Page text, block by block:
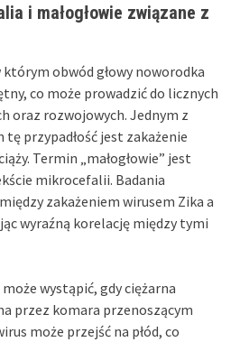
i małogłowie związane z
obwód głowy noworodka
co może prowadzić do licznych
oraz rozwojowych. Jednym z
tę przypadłość jest zakażenie
Termin „małogłowie” jest
mikrocefalii. Badania
zakażeniem wirusem Zika a
wyraźną korelację między tymi
wystąpić, gdy ciężarna
przez komara przenoszącym
może przejść na płód, co